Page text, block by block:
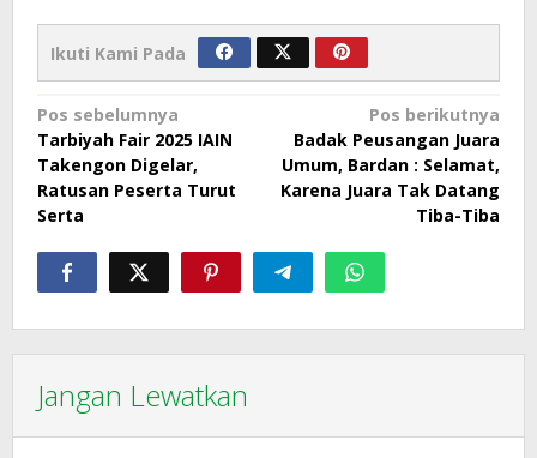
Ikuti Kami Pada
Navigasi
pos
Pos sebelumnya
Tarbiyah Fair 2025 IAIN
Takengon Digelar,
Ratusan Peserta Turut
Serta
Pos berikutnya
Badak Peusangan Juara
Umum, Bardan : Selamat,
Karena Juara Tak Datang
Tiba-Tiba
Jangan Lewatkan